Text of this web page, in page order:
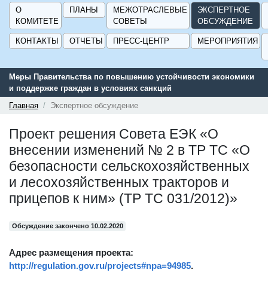
О
КОМИТЕТЕ
ПЛАНЫ
МЕЖОТРАСЛЕВЫЕ
СОВЕТЫ
ЭКСПЕРТНОЕ
ОБСУЖДЕНИЕ
КОНТАКТЫ ОТЧЕТЫ ПРЕСС-ЦЕНТР МЕРОПРИЯТИЯ
Меры Правительства по повышению устойчивости экономики
и поддержке граждан в условиях санкций
Главная
Экспертное обсуждение
Проект решения Совета ЕЭК «О
внесении изменений № 2 в ТР ТС «О
безопасности сельскохозяйственных
и лесохозяйственных тракторов и
прицепов к ним» (ТР ТС 031/2012)»
Обсуждение закончено 10.02.2020
Адрес размещения проекта:
http://regulation.gov.ru/projects#npa=94985.